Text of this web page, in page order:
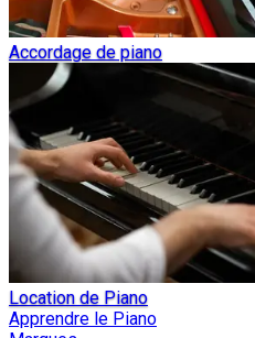
Accordage de piano
Location de Piano
Apprendre le Piano